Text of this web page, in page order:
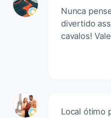
Nunca
divertido
cavalos!
Local ótimo